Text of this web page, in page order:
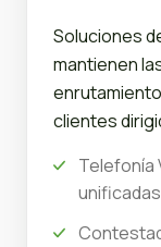
Soluciones
mantienen
clientes
Telefonía
unificadas